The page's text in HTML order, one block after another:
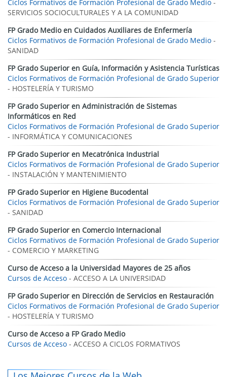
Ciclos Formativos de Formación Profesional de Grado Medio -
SERVICIOS SOCIOCULTURALES Y A LA COMUNIDAD
FP Grado Medio en Cuidados Auxiliares de Enfermería
Ciclos Formativos de Formación Profesional de Grado Medio -
SANIDAD
FP Grado Superior en Guía, Información y Asistencia Turísticas
Ciclos Formativos de Formación Profesional de Grado Superior
- HOSTELERÍA Y TURISMO
FP Grado Superior en Administración de Sistemas
Informáticos en Red
Ciclos Formativos de Formación Profesional de Grado Superior
- INFORMÁTICA Y COMUNICACIONES
FP Grado Superior en Mecatrónica Industrial
Ciclos Formativos de Formación Profesional de Grado Superior
- INSTALACIÓN Y MANTENIMIENTO
FP Grado Superior en Higiene Bucodental
Ciclos Formativos de Formación Profesional de Grado Superior
- SANIDAD
FP Grado Superior en Comercio Internacional
Ciclos Formativos de Formación Profesional de Grado Superior
- COMERCIO Y MARKETING
Curso de Acceso a la Universidad Mayores de 25 años
Cursos de Acceso - ACCESO A LA UNIVERSIDAD
FP Grado Superior en Dirección de Servicios en Restauración
Ciclos Formativos de Formación Profesional de Grado Superior
- HOSTELERÍA Y TURISMO
Curso de Acceso a FP Grado Medio
Cursos de Acceso - ACCESO A CICLOS FORMATIVOS